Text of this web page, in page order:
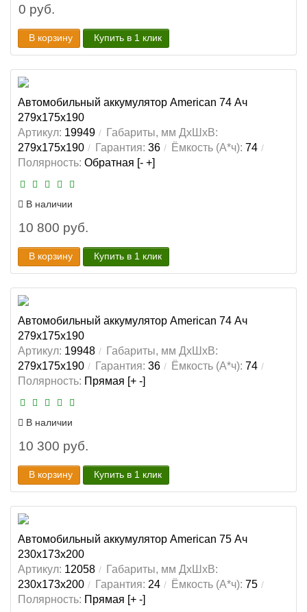
0 руб.
В корзину Купить в 1 клик
Автомобильный аккумулятор American 74 Ач
279x175x190
Артикул: 19949
Габариты, мм ДхШхВ:
279x175x190
Гарантия: 36 Ёмкость (А*ч): 74
Полярность: Обратная [- +]
В наличии
10 800 руб.
В корзину Купить в 1 клик
Автомобильный аккумулятор American 74 Ач
279x175x190
Артикул: 19948
Габариты, мм ДхШхВ:
279x175x190
Гарантия: 36 Ёмкость (А*ч): 74
Полярность: Прямая [+ -]
В наличии
10 300 руб.
В корзину Купить в 1 клик
Автомобильный аккумулятор American 75 Ач
230x173x200
Артикул: 12058
Габариты, мм ДхШхВ:
230x173x200
Гарантия: 24 Ёмкость (А*ч): 75
Полярность: Прямая [+ -]